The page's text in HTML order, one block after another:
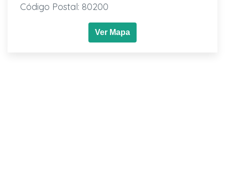
Código Postal: 80200
Ver Mapa